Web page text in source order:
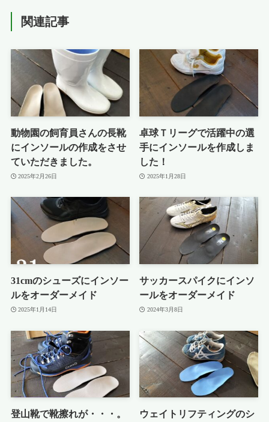
関連記事
動物園の飼育員さんの長靴
にインソールの作成をさせ
ていただきました。
2025年2月26日
卓球Ｔリーグで活躍中の選
手にインソールを作成しま
した！
2025年1月28日
31cmのシューズにインソー
ルをオーダーメイド
2025年1月14日
サッカースパイクにインソ
ールをオーダーメイド
2024年3月8日
登山靴で靴擦れが・・・。
ウェイトリフティングのシ